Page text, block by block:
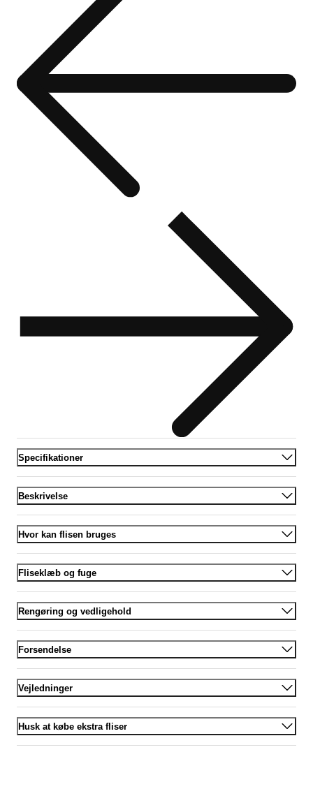
Specifikationer
Beskrivelse
Hvor kan flisen bruges
Fliseklæb og fuge
Rengøring og vedligehold
Forsendelse
Vejledninger
Husk at købe ekstra fliser